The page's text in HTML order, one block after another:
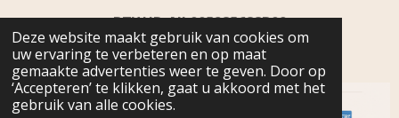
Deze website maakt gebruik van cookies om
uw ervaring te verbeteren en op maat
gemaakte advertenties weer te geven. Door op
‘Accepteren’ te klikken, gaat u akkoord met het
gebruik van alle cookies.
BTW ID: NL005285688B09
IBAN: NL31 INGB0109 9867 92